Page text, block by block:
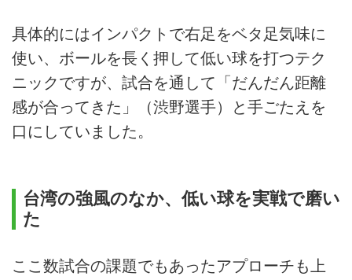
具体的にはインパクトで右足をベタ足気味に
使い、ボールを長く押して低い球を打つテク
ニックですが、試合を通して「だんだん距離
感が合ってきた」（渋野選手）と手ごたえを
口にしていました。
台湾の強風のなか、低い球を実戦で磨い
た
ここ数試合の課題でもあったアプローチも上